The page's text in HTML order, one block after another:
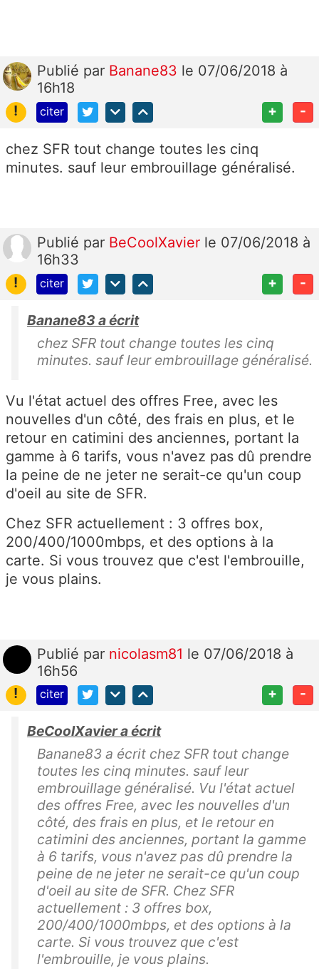
Publié par Banane83 le 07/06/2018 à
16h18
!
citer + -
chez SFR tout change toutes les cinq
minutes. sauf leur embrouillage généralisé.
Publié par BeCoolXavier le 07/06/2018 à
16h33
!
citer + -
Banane83 a écrit
chez SFR tout change toutes les cinq
minutes. sauf leur embrouillage généralisé.
Vu l'état actuel des offres Free, avec les
nouvelles d'un côté, des frais en plus, et le
retour en catimini des anciennes, portant la
gamme à 6 tarifs, vous n'avez pas dû prendre
la peine de ne jeter ne serait-ce qu'un coup
d'oeil au site de SFR.
Chez SFR actuellement : 3 offres box,
200/400/1000mbps, et des options à la
carte. Si vous trouvez que c'est l'embrouille,
je vous plains.
Publié par nicolasm81 le 07/06/2018 à
16h56
!
citer + -
BeCoolXavier a écrit
Banane83 a écrit chez SFR tout change
toutes les cinq minutes. sauf leur
embrouillage généralisé. Vu l'état actuel
des offres Free, avec les nouvelles d'un
côté, des frais en plus, et le retour en
catimini des anciennes, portant la gamme
à 6 tarifs, vous n'avez pas dû prendre la
peine de ne jeter ne serait-ce qu'un coup
d'oeil au site de SFR. Chez SFR
actuellement : 3 offres box,
200/400/1000mbps, et des options à la
carte. Si vous trouvez que c'est
l'embrouille, je vous plains.